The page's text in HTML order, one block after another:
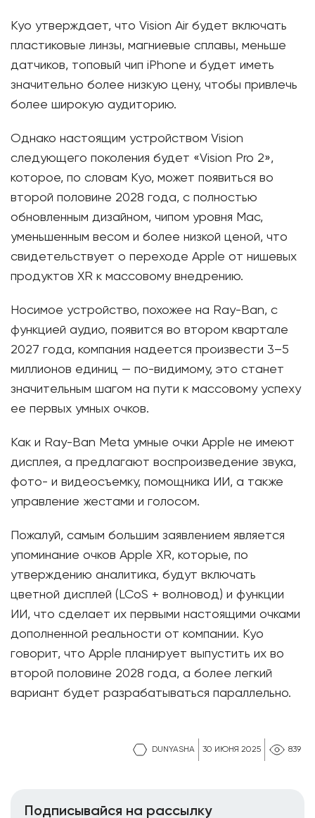
DUNYASHA 30 ИЮНЯ 2025 839
Куо утверждает, что Vision Air будет включать
пластиковые линзы, магниевые сплавы, меньше
датчиков, топовый чип iPhone и будет иметь
значительно более низкую цену, чтобы привлечь
более широкую аудиторию.
Однако настоящим устройством Vision
следующего поколения будет «Vision Pro 2»,
которое, по словам Куо, может появиться во
второй половине 2028 года, с полностью
обновленным дизайном, чипом уровня Mac,
уменьшенным весом и более низкой ценой, что
свидетельствует о переходе Apple от нишевых
продуктов XR к массовому внедрению.
Носимое устройство, похожее на Ray-Ban, с
функцией аудио, появится во втором квартале
2027 года, компания надеется произвести 3–5
миллионов единиц — по-видимому, это станет
значительным шагом на пути к массовому успеху
ее первых умных очков.
Как и Ray-Ban Meta умные очки Apple не имеют
дисплея, а предлагают воспроизведение звука,
фото- и видеосъемку, помощника ИИ, а также
управление жестами и голосом.
Пожалуй, самым большим заявлением является
упоминание очков Apple XR, которые, по
утверждению аналитика, будут включать
цветной дисплей (LCoS + волновод) и функции
ИИ, что сделает их первыми настоящими очками
дополненной реальности от компании. Куо
говорит, что Apple планирует выпустить их во
второй половине 2028 года, а более легкий
вариант будет разрабатываться параллельно.
Подписывайся на рассылку